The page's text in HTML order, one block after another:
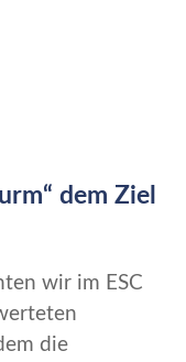
dem Ziel
wir im ESC
die